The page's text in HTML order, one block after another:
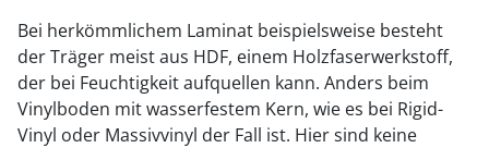
Bei herkömmlichem Laminat beispielsweise besteht
der Träger meist aus HDF, einem Holzfaserwerkstoff,
der bei Feuchtigkeit aufquellen kann. Anders beim
Vinylboden mit wasserfestem Kern, wie es bei Rigid-
Vinyl oder Massivvinyl der Fall ist. Hier sind keine